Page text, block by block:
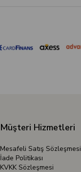
Müşteri Hizmetleri
Mesafeli Satış Sözleşmesi
İade Politikası
KVKK Sözleşmesi